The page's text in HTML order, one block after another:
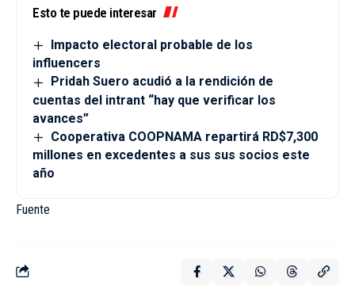
Esto te puede interesar
Impacto electoral probable de los
influencers
Pridah Suero acudió a la rendición de
cuentas del intrant “hay que verificar los
avances”
Cooperativa COOPNAMA repartirá RD$7,300
millones en excedentes a sus sus socios este
año
Fuente